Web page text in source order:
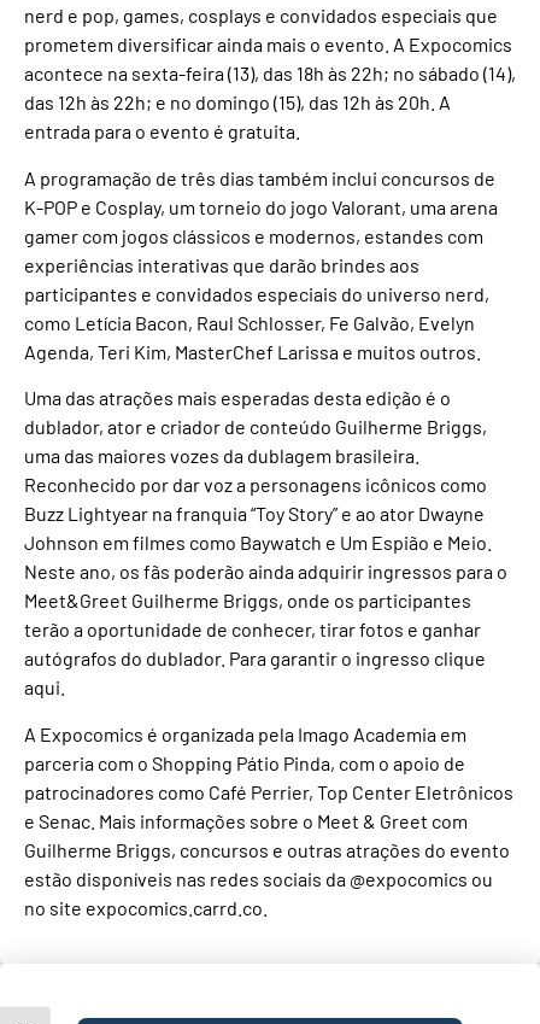
nerd e pop, games, cosplays e convidados especiais que
prometem diversificar ainda mais o evento. A Expocomics
acontece na sexta-feira (13), das 18h às 22h; no sábado (14),
das 12h às 22h; e no domingo (15), das 12h às 20h. A
entrada para o evento é gratuita.
A programação de três dias também inclui concursos de
K-POP e Cosplay, um torneio do jogo Valorant, uma arena
gamer com jogos clássicos e modernos, estandes com
experiências interativas que darão brindes aos
participantes e convidados especiais do universo nerd,
como Letícia Bacon, Raul Schlosser, Fe Galvão, Evelyn
Agenda, Teri Kim, MasterChef Larissa e muitos outros.
Uma das atrações mais esperadas desta edição é o
dublador, ator e criador de conteúdo Guilherme Briggs,
uma das maiores vozes da dublagem brasileira.
Reconhecido por dar voz a personagens icônicos como
Buzz Lightyear na franquia “Toy Story” e ao ator Dwayne
Johnson em filmes como Baywatch e Um Espião e Meio.
Neste ano, os fãs poderão ainda adquirir ingressos para o
Meet&Greet Guilherme Briggs, onde os participantes
terão a oportunidade de conhecer, tirar fotos e ganhar
autógrafos do dublador. Para garantir o ingresso clique
aqui.
A Expocomics é organizada pela Imago Academia em
parceria com o Shopping Pátio Pinda, com o apoio de
patrocinadores como Café Perrier, Top Center Eletrônicos
e Senac. Mais informações sobre o Meet & Greet com
Guilherme Briggs, concursos e outras atrações do evento
estão disponíveis nas redes sociais da @expocomics ou
no site expocomics.carrd.co.